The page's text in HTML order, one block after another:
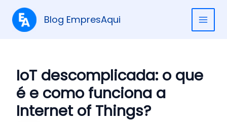
para
Blog EmpresAqui
IoT descomplicada: o que
é e como funciona a
Internet of Things?